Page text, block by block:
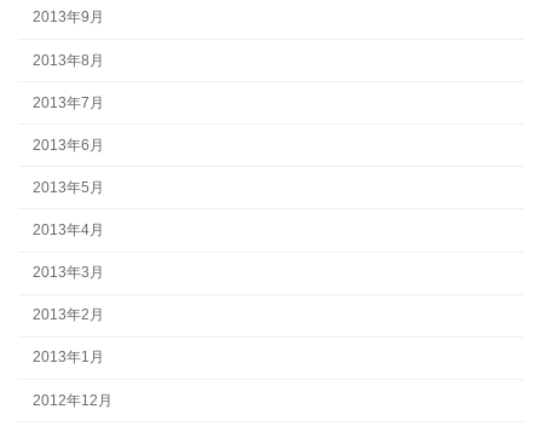
2013年9月
2013年8月
2013年7月
2013年6月
2013年5月
2013年4月
2013年3月
2013年2月
2013年1月
2012年12月